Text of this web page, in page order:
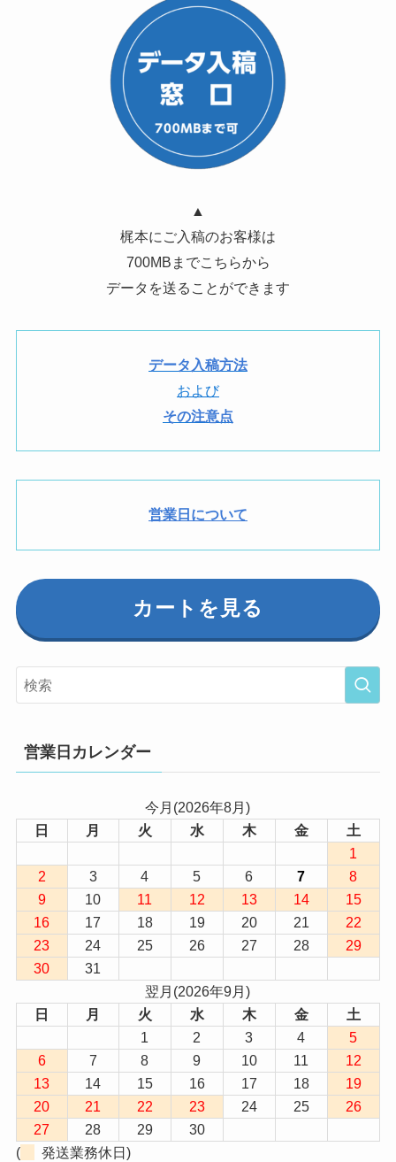
▲
梶本にご入稿のお客様は
700MBまでこちらから
データを送ることができます
データ入稿方法
および
その注意点
営業日について
カートを見る
営業日カレンダー
今月(2026年8月)
日
月 火 水 木 金
土
1
2
3 4 5 6 7
8
9
10 11 12 13 14
15
16
17 18 19 20 21
22
23
24 25 26 27 28
29
30
31
翌月(2026年9月)
日
月 火 水 木 金
土
1
2 3 4
5
6
7 8 9 10 11
12
13
14 15 16 17 18
19
20
21 22 23 24 25
26
27
28 29
30
(
発送業務休日)